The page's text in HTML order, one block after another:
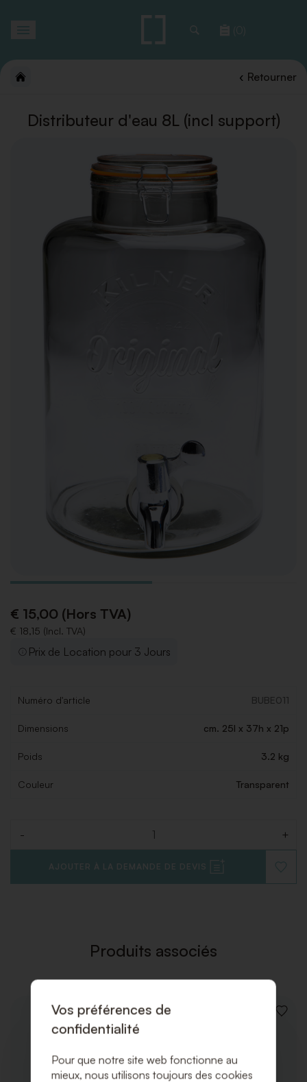
(0)
Retourner
Distributeur d'eau 8L (incl support)
€ 15,00 (Hors TVA)
€ 18,15 (Incl. TVA)
Prix de Location pour 3 Jours
Numéro d'article BUBE011
Dimensions cm. 25l x 37h x 21p
Poids 3.2 kg
Couleur Transparent
- +
AJOUTER À LA DEMANDE DE DEVIS
À
Produits associés
Vos préférences de
confidentialité
Pour que notre site web fonctionne au
mieux, nous utilisons toujours des cookies